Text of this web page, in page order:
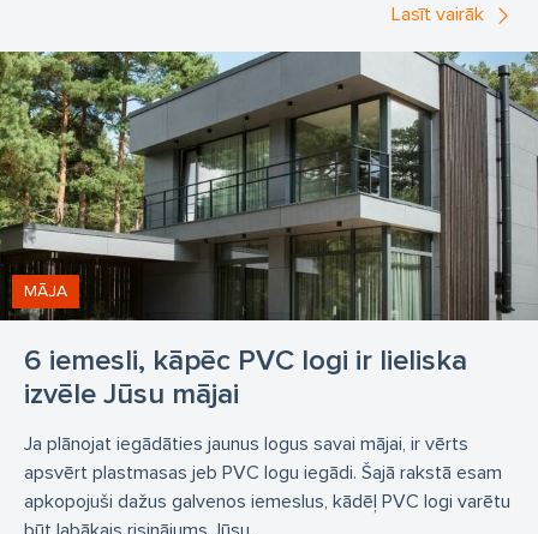
ārdurvisLasīt vairāk
6 iemesli, kāpēc PVC logi ir lieliska
izvēle Jūsu mājai
MĀJA
Ja plānojat iegādāties jaunus logus savai mājai, ir vērts
apsvērt plastmasas jeb PVC logu iegādi. Šajā rakstā esam
apkopojuši dažus galvenos iemeslus, kādēļ PVC logi varētu